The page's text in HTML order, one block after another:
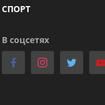
СПОРТ
В соцсетях